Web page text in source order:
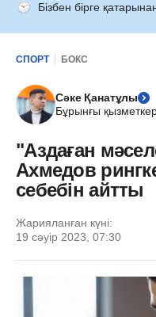
Бізбен бірге
СПОРТ БОКС
Сәке Қанатұлы
Бұрынғы
"Аздаған
Ахмедов
себебін айтты
Жарияланған күні:
19 сәуір 2023, 07:30